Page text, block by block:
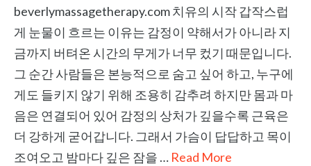
beverlymassagetherapy.com 치유의 시작 갑작스럽
게 눈물이 흐르는 이유는 감정이 약해서가 아니라 지
금까지 버텨온 시간의 무게가 너무 컸기 때문입니다.
그 순간 사람들은 본능적으로 숨고 싶어 하고, 누구에
게도 들키지 않기 위해 조용히 감추려 하지만 몸과 마
음은 연결되어 있어 감정의 상처가 깊을수록 근육은
더 강하게 굳어갑니다. 그래서 가슴이 답답하고 목이
조여오고 밤마다 깊은 잠을 … Read More